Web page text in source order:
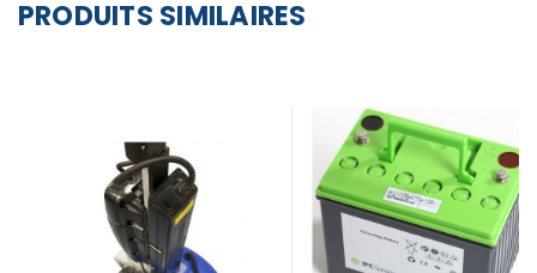
PRODUITS SIMILAIRES